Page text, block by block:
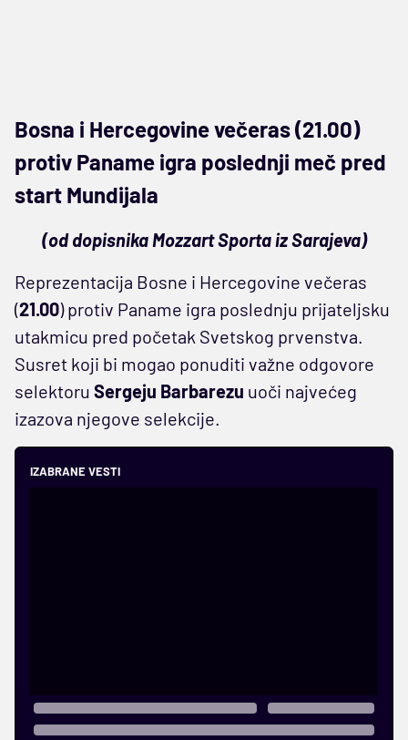
Bosna i Hercegovine večeras (21.00)
protiv Paname igra poslednji meč pred
start Mundijala
(od dopisnika Mozzart Sporta iz Sarajeva)
Reprezentacija Bosne i Hercegovine večeras
(21.00) protiv Paname igra poslednju prijateljsku
utakmicu pred početak Svetskog prvenstva.
Susret koji bi mogao ponuditi važne odgovore
selektoru Sergeju Barbarezu uoči najvećeg
izazova njegove selekcije.
IZABRANE VESTI